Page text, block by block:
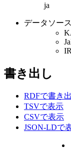
ja
データソー
書き出し
RDFで書き
TSVで表示
CSVで表示
JSON-LDで